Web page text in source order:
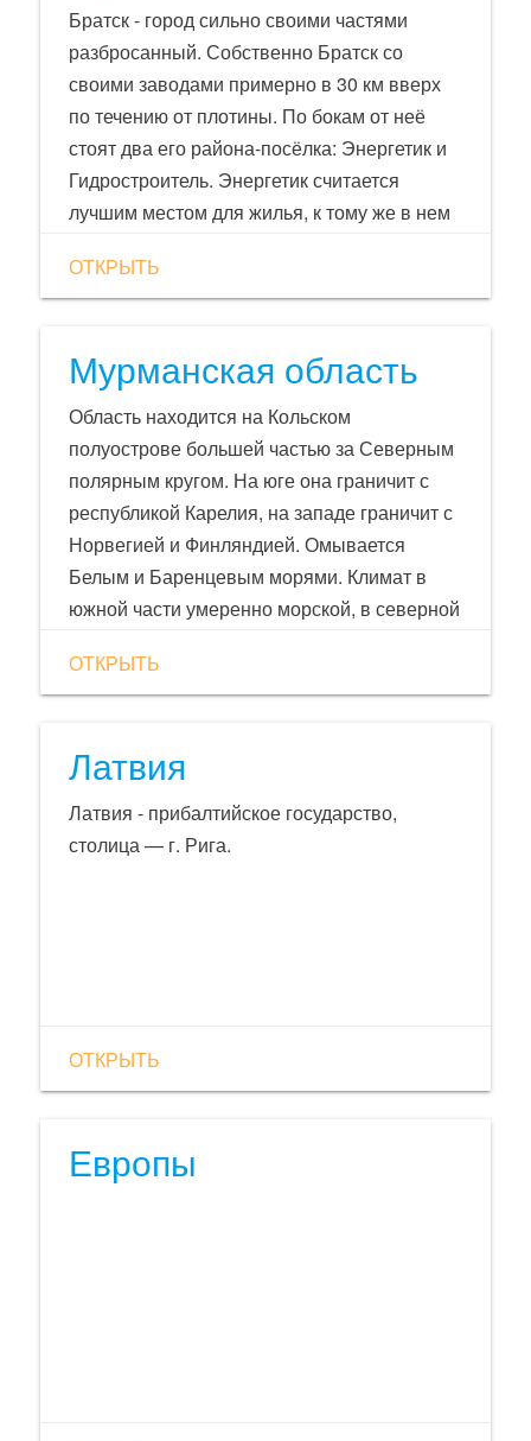
Братск - город сильно своими частями
разбросанный. Собственно Братск со
своими заводами примерно в 30 км вверх
по течению от плотины. По бокам от неё
стоят два его района-посёлка: Энергетик и
Гидростроитель. Энергетик считается
лучшим местом для жилья, к тому же в нем
Братский государственный университет.
Само название - Братск - пошло от
1654 году. А вот само слово "Братск" к
"братьям" и "братству" отношения не имеет.
Оно пошло от словосочетания "Братские
люди", как искажённо казки называли
местные племена - бурят. Так что
правильнее было бы называть город -
Бурятск.
ОТКРЫТЬ
Мурманская область
Область находится на Кольском
полуострове большей частью за Северным
полярным кругом. На юге она граничит с
республикой Карелия, на западе граничит с
Норвегией и Финляндией. Омывается
Белым и Баренцевым морями. Климат в
южной части умеренно морской, в северной
течением Гольфстрим, это позволяет
осуществлять судоходство круглый год.
полярный день.
ОТКРЫТЬ
Латвия
Латвия - прибалтийское государство,
столица — г. Рига.
ОТКРЫТЬ
Европы